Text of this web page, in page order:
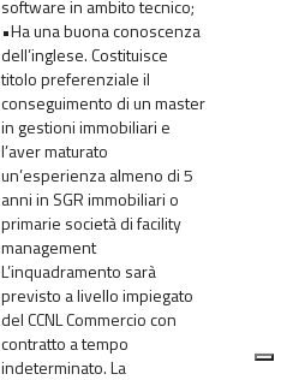
software in ambito tecnico;
•Ha una buona conoscenza
dell’inglese. Costituisce
titolo preferenziale il
conseguimento di un master
in gestioni immobiliari e
l’aver maturato
un’esperienza almeno di 5
anni in SGR immobiliari o
primarie società di facility
management
L’inquadramento sarà
previsto a livello impiegato
del CCNL Commercio con
contratto a tempo
indeterminato. La